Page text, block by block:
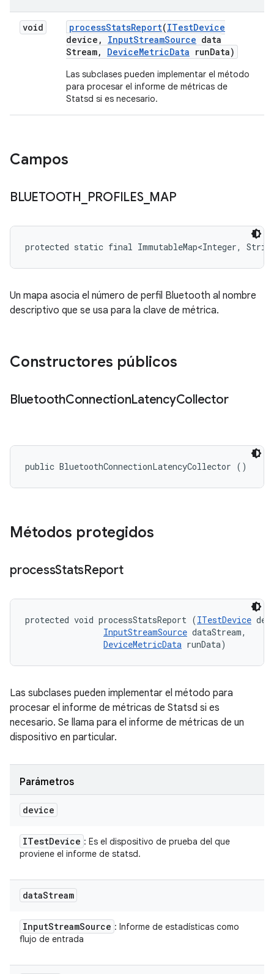
void processStatsReport(ITestDevice
device , InputStreamSource data
Stream, DeviceMetricData runData)
Las subclases pueden implementar el método
para procesar el informe de métricas de
Statsd si es necesario.
Campos
BLUETOOTH PROFILES_ MAP
protected static final ImmutableMap<Integer, String>
Un mapa asocia el número de perfil Bluetooth al nombre
descriptivo que se usa para la clave de métrica.
Constructores públicos
BluetoothConnectionLatencyCollector
public BluetoothConnectionLatencyCollector ()
Métodos protegidos
processStatsReport
protected void processStatsReport (ITestDevice
InputStreamSource dataStream,
DeviceMetricData runData)
Las subclases pueden implementar el método para
procesar el informe de métricas de Statsd si es
necesario. Se llama para el informe de métricas de un
dispositivo en particular.
Parámetros
device
ITestDevice : Es el dispositivo de prueba del que
proviene el informe de statsd.
dataStream
InputStreamSource : Informe de estadísticas como
flujo de entrada